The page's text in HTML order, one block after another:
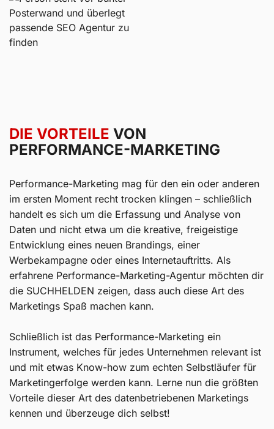
DIE VORTEILE VON
PERFORMANCE-MARKETING
Performance-Marketing mag für den ein oder anderen
im ersten Moment recht trocken klingen – schließlich
handelt es sich um die Erfassung und Analyse von
Daten und nicht etwa um die kreative, freigeistige
Entwicklung eines neuen Brandings, einer
Werbekampagne oder eines Internetauftritts. Als
erfahrene Performance-Marketing-Agentur möchten dir
die SUCHHELDEN zeigen, dass auch diese Art des
Marketings Spaß machen kann.
Schließlich ist das Performance-Marketing ein
Instrument, welches für jedes Unternehmen relevant ist
und mit etwas Know-how zum echten Selbstläufer für
Marketingerfolge werden kann. Lerne nun die größten
Vorteile dieser Art des datenbetriebenen Marketings
kennen und überzeuge dich selbst!